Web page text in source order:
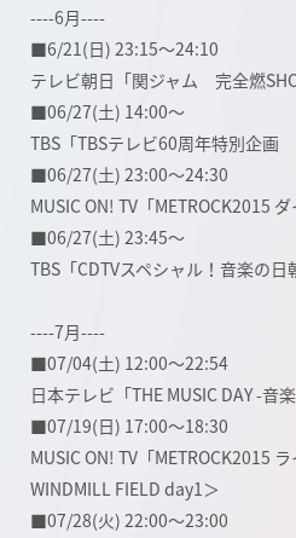
----6月----
■6/21(日) 23:15～24:10
テレビ朝日「関ジャム 完全燃
■06/27(土) 14:00～
TBS「TBSテレビ60周年特別企画
■06/27(土) 23:00～24:30
MUSIC ON! TV「METROCK2015
■06/27(土) 23:45～
TBS「CDTVスペシャル！音楽の日
----7月----
■07/04(土) 12:00～22:54
日本テレビ「THE MUSIC DAY -音
■07/19(日) 17:00～18:30
MUSIC ON! TV「METROCK2015
WINDMILL FIELD day1＞
■07/28(火) 22:00～23:00